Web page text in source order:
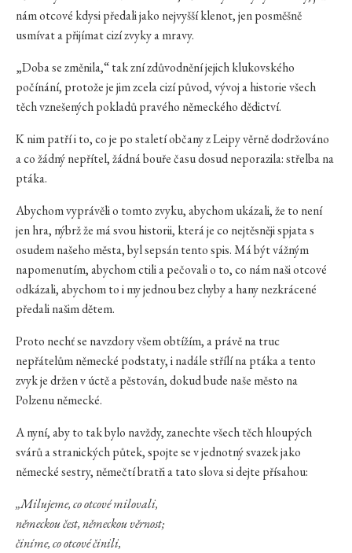
nám otcové kdysi předali jako nejvyšší klenot, jen posměšně
usmívat a přijímat cizí zvyky a mravy.
„Doba se změnila,“ tak zní zdůvodnění jejich klukovského
počínání, protože je jim zcela cizí původ, vývoj a historie všech
těch vznešených pokladů pravého německého dědictví.
K nim patří i to, co je po staletí občany z Leipy věrně dodržováno
a co žádný nepřítel, žádná bouře času dosud neporazila: střelba na
ptáka.
Abychom vyprávěli o tomto zvyku, abychom ukázali, že to není
jen hra, nýbrž že má svou historii, která je co nejtěsněji spjata s
osudem našeho města, byl sepsán tento spis. Má být vážným
napomenutím, abychom ctili a pečovali o to, co nám naši otcové
odkázali, abychom to i my jednou bez chyby a hany nezkrácené
předali našim dětem.
Proto nechť se navzdory všem obtížím, a právě na truc
nepřátelům německé podstaty, i nadále střílí na ptáka a tento
zvyk je držen v úctě a pěstován, dokud bude naše město na
Polzenu německé.
A nyní, aby to tak bylo navždy, zanechte všech těch hloupých
svárů a stranických půtek, spojte se v jednotný svazek jako
německé sestry, němečtí bratři a tato slova si dejte přísahou:
„Milujeme, co otcové milovali,
německou čest, německou věrnost;
činíme, co otcové činili,